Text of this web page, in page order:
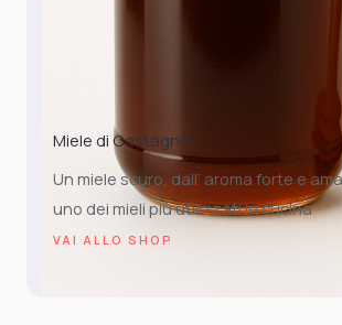
Miele di Castagno
Un miele scuro, dall’ aroma forte e
uno dei mieli più utilizzati in cucina
VAI ALLO SHOP